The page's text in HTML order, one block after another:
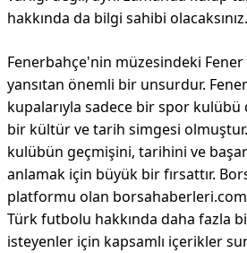
hakkında da bilgi sahibi olacaksınız.
Fenerbahçe'nin müzesindeki
yansıtan önemli bir unsurdur.
kupalarıyla sadece bir spor kulübü
bir kültür ve tarih simgesi
kulübün geçmişini, tarihini ve
anlamak için büyük bir fırsattır.
platformu olan
Türk futbolu hakkında daha fazla
isteyenler için kapsamlı içerikler